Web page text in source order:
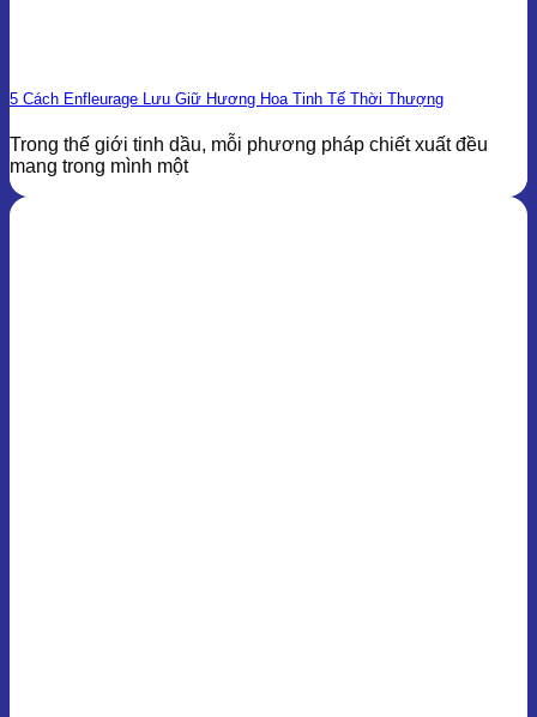
5 Cách Enfleurage Lưu Giữ Hương Hoa Tinh Tế Thời Thượng
Trong thế giới tinh dầu, mỗi phương pháp chiết xuất đều
mang trong mình một